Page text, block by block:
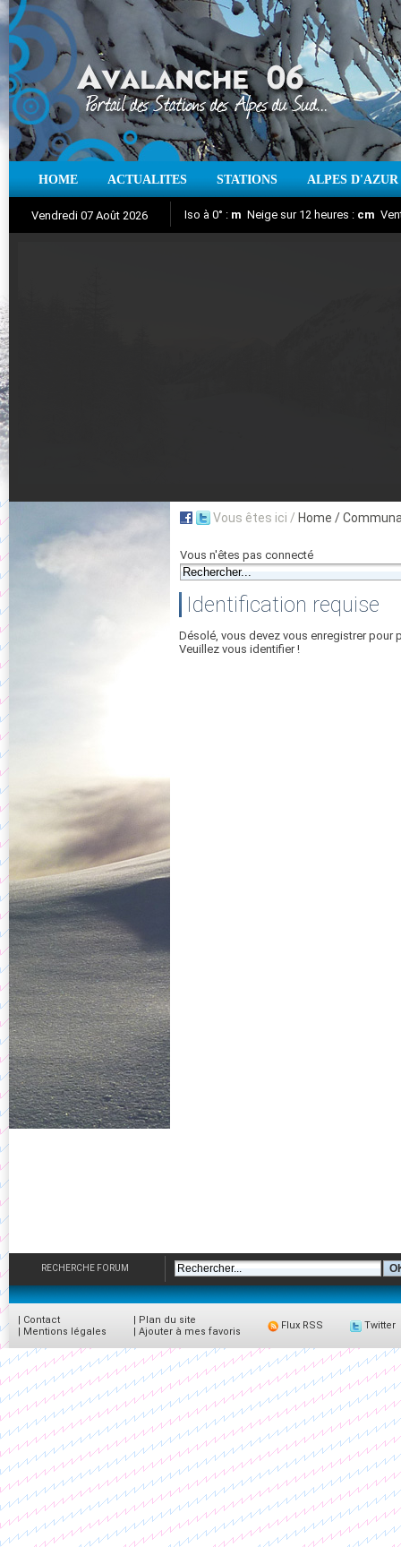
HOME ACTUALITES STATIONS ALPES D'AZUR
Vendredi 07 Août 2026 Iso à 0° : m Neige sur 12 heures : cm
Vous êtes ici / Home /
Vous n'êtes pas connecté
Identification requise
Désolé, vous devez vous enregistrer pour
Veuillez vous identifier !
RECHERCHE FORUM
| Contact
| Mentions légales
| Plan du site
| Ajouter à mes favoris
Flux RSS Twitter